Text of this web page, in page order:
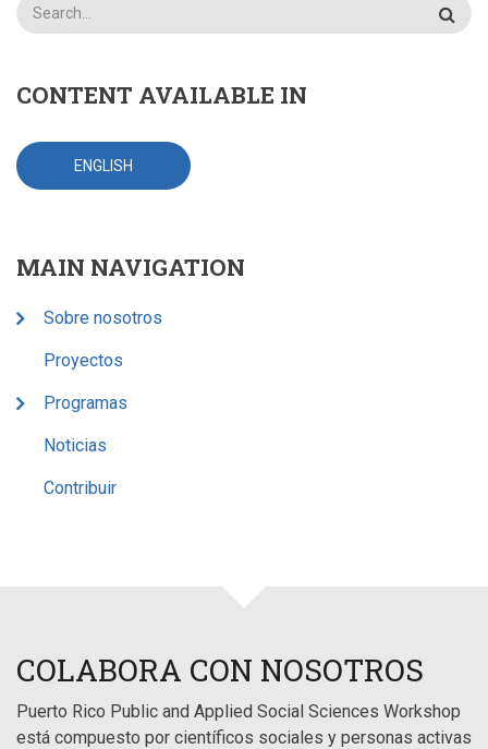
Search
CONTENT AVAILABLE IN
ENGLISH
MAIN NAVIGATION
Sobre nosotros
Proyectos
Programas
Noticias
Contribuir
COLABORA CON NOSOTROS
Puerto Rico Public and Applied Social Sciences Workshop
está compuesto por científicos sociales y personas activas